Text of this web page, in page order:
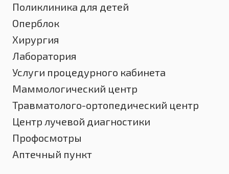
Поликлиника для детей
Оперблок
Хирургия
Лаборатория
Услуги процедурного кабинета
Маммологический центр
Травматолого-ортопедический центр
Центр лучевой диагностики
Профосмотры
Аптечный пункт